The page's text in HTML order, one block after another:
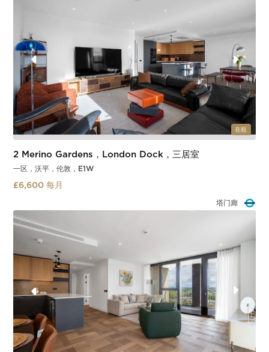
在租
2 Merino Gardens，London Dock，三居室
一区，沃平，伦敦，E1W
£6,600 每月
塔门廊
Slide 2 of 3.